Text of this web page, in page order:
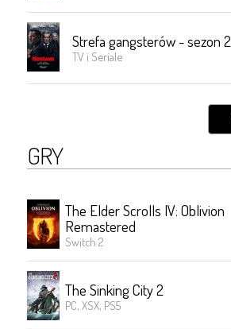
Strefa gangsterów - sezon 2
TV i Seriale
GRY
The Elder Scrolls IV: Oblivion
Remastered
Switch 2
The Sinking City 2
PC, XSX, PS5